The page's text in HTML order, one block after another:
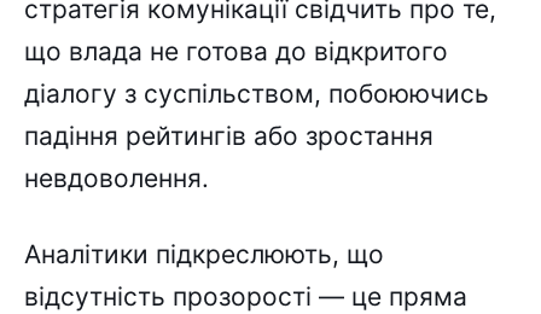
стратегія комунікації свідчить про те,
що влада не готова до відкритого
діалогу з суспільством, побоюючись
падіння рейтингів або зростання
невдоволення.
Аналітики підкреслюють, що
відсутність прозорості — це пряма